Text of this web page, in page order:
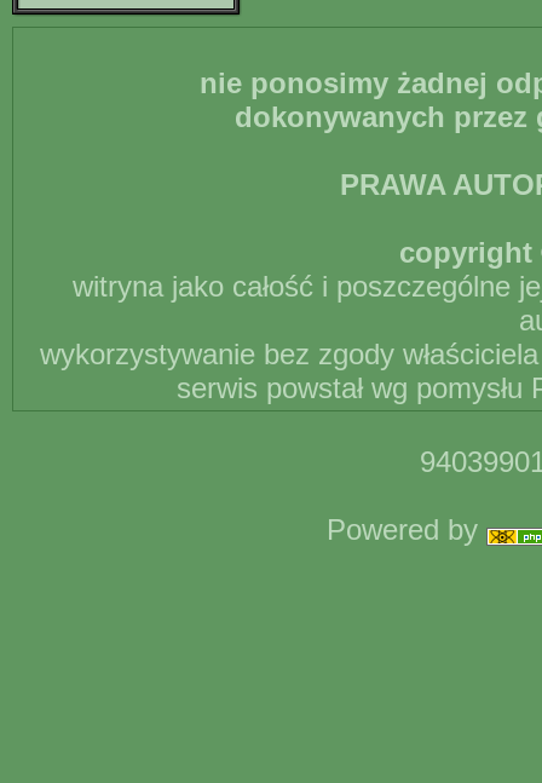
nie ponosimy żadnej
dokonywanych
PRAWA
copyright
witryna jako całość i poszczególne
wykorzystywanie bez zgody
serwis powstał wg
Powered by